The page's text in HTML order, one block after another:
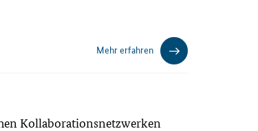
Mehr erfahren
Kollaborationsnetzwerken